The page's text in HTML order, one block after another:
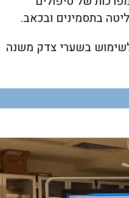
בתסמינים ובכאב.
בשערי צדק משנה